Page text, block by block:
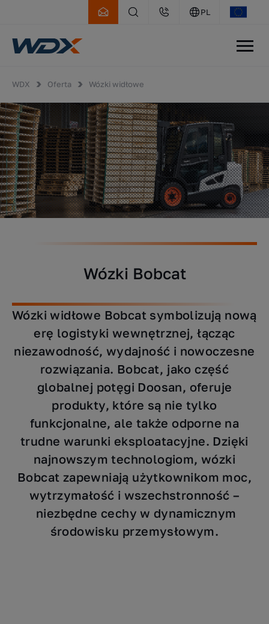
PL
WDX Oferta Wózki widłowe
Wózki Bobcat
Wózki widłowe Bobcat symbolizują nową
erę logistyki wewnętrznej, łącząc
niezawodność, wydajność i nowoczesne
rozwiązania. Bobcat, jako część
globalnej potęgi Doosan, oferuje
produkty, które są nie tylko
funkcjonalne, ale także odporne na
trudne warunki eksploatacyjne. Dzięki
najnowszym technologiom, wózki
Bobcat zapewniają użytkownikom moc,
wytrzymałość i wszechstronność –
niezbędne cechy w dynamicznym
środowisku przemysłowym.